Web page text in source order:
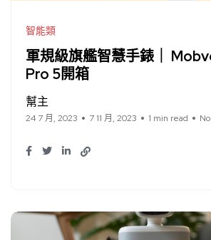
智能類
軍規級旗艦智慧手錶｜
Pro 5開箱
幫主
24 7 月, 2023 7 11 月, 2023 1 min read